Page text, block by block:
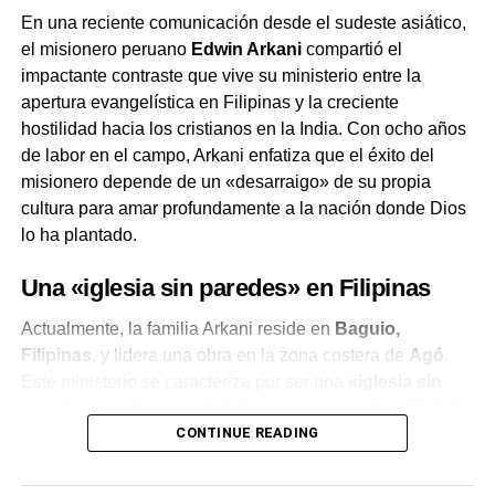
CVCLAVOZ
UP NEXT
Tiroteo en la iglesia Lakewood de Houston: Dos
heridos y atacante abatido
DON'T MISS
¿Qué ocurre en Ecuador con la escalada de
violencia?
En una reciente comunicación desde el sudeste asiático,
el misionero peruano Edwin Arkanicompartió el
impactante contraste que vive su ministerio entre la
apertura evangelística en Filipinas y la creciente
hostilidad hacia los cristianos en la India. Con ocho años
de labor en el campo, Arkani enfatiza que el éxito del
misionero depende de un «desarraigo» de su propia
cultura para amar profundamente a la nación donde Dios
lo ha plantado.
Una «iglesia sin paredes» en Filipinas
Actualmente, la familia Arkani reside en Baguio,
Filipinas , y lidera una obra en la zona costera de Agó
a la falta de recursos, el recinto solo cuenta con un techo
constantes de la región.
CONTINUE READING